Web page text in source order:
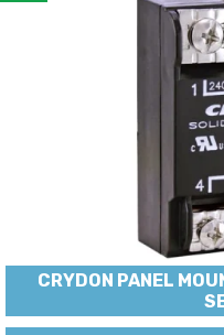
CRYDON PANEL